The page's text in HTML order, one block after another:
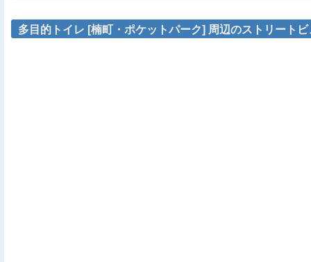
多目的トイレ [楠町・ポケットパーク] 周辺のストリートビ